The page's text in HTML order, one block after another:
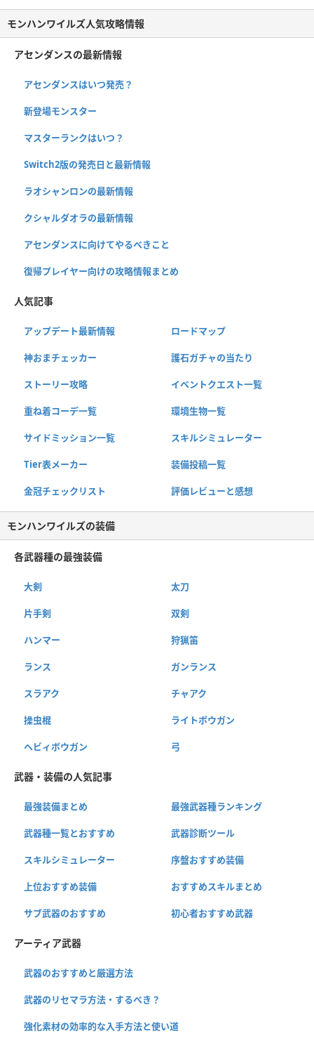
モンハンワイルズ人気攻略情報
アセンダンスの最新情報
アセンダンスはいつ発売？
新登場モンスター
マスターランクはいつ？
Switch2版の発売日と最新情報
ラオシャンロンの最新情報
クシャルダオラの最新情報
アセンダンスに向けてやるべきこと
復帰プレイヤー向けの攻略情報まとめ
人気記事
アップデート最新情報 ロードマップ
神おまチェッカー 護石ガチャの当たり
ストーリー攻略 イベントクエスト一覧
重ね着コーデ一覧 環境生物一覧
サイドミッション一覧 スキルシミュレーター
Tier表メーカー 装備投稿一覧
金冠チェックリスト 評価レビューと感想
モンハンワイルズの装備
各武器種の最強装備
大剣 太刀
片手剣 双剣
ハンマー 狩猟笛
ランス ガンランス
スラアク チャアク
操虫棍 ライトボウガン
ヘビィボウガン 弓
武器・装備の人気記事
最強装備まとめ 最強武器種ランキング
武器種一覧とおすすめ 武器診断ツール
スキルシミュレーター 序盤おすすめ装備
上位おすすめ装備 おすすめスキルまとめ
サブ武器のおすすめ 初心者おすすめ武器
アーティア武器
武器のおすすめと厳選方法
武器のリセマラ方法・するべき？
強化素材の効率的な入手方法と使い道